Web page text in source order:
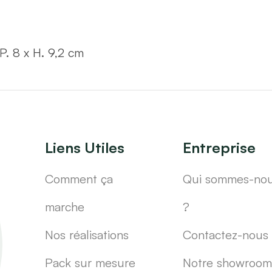
8 x H. 9,2 cm
Liens Utiles
Comment ça
marche
Nos réalisations
Pack sur mesure
Entreprise
Qui sommes-
?
Contactez-nous
Notre showroom